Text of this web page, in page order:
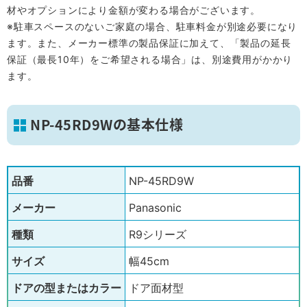
材やオプションにより金額が変わる場合がございます。
※駐車スペースのないご家庭の場合、駐車料金が別途必要になり
ます。また、メーカー標準の製品保証に加えて、「製品の延長
保証（最長10年）をご希望される場合」は、別途費用がかかり
ます。
NP-45RD9Wの基本仕様
品番
NP-45RD9W
メーカー
Panasonic
種類
R9シリーズ
サイズ
幅45cm
ドアの型またはカラー
ドア面材型